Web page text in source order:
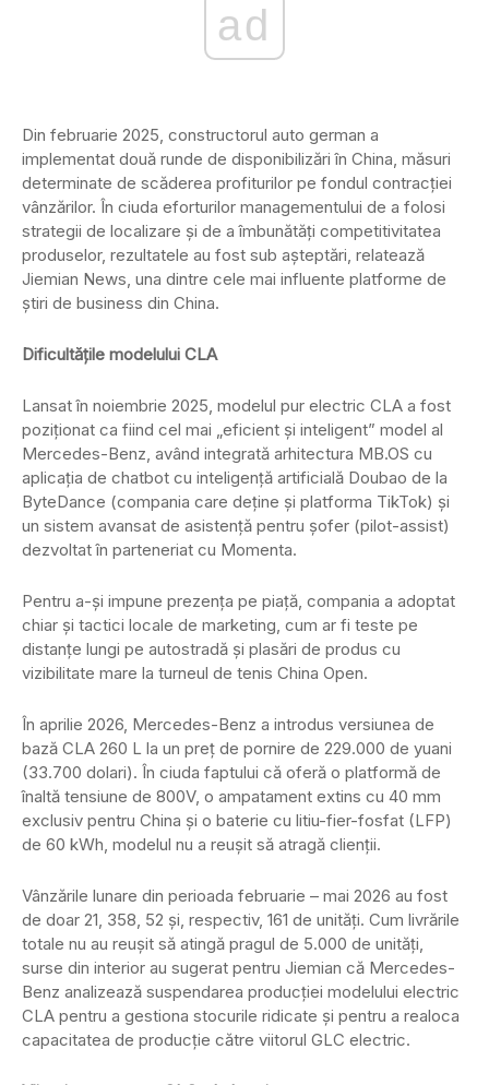
ad
Din februarie 2025, constructorul auto german a
implementat două runde de disponibilizări în China, măsuri
determinate de scăderea profiturilor pe fondul contracției
vânzărilor. În ciuda eforturilor managementului de a folosi
strategii de localizare și de a îmbunătăți competitivitatea
produselor, rezultatele au fost sub așteptări, relatează
Jiemian News, una dintre cele mai influente platforme de
știri de business din China.
Dificultățile modelului CLA
Lansat în noiembrie 2025, modelul pur electric CLA a fost
poziționat ca fiind cel mai „eficient și inteligent” model al
Mercedes-Benz, având integrată arhitectura MB.OS cu
aplicația de chatbot cu inteligență artificială Doubao de la
ByteDance (compania care deține și platforma TikTok) și
un sistem avansat de asistență pentru șofer (pilot-assist)
dezvoltat în parteneriat cu Momenta.
Pentru a-și impune prezența pe piață, compania a adoptat
chiar și tactici locale de marketing, cum ar fi teste pe
distanțe lungi pe autostradă și plasări de produs cu
vizibilitate mare la turneul de tenis China Open.
În aprilie 2026, Mercedes-Benz a introdus versiunea de
bază CLA 260 L la un preț de pornire de 229.000 de yuani
(33.700 dolari). În ciuda faptului că oferă o platformă de
înaltă tensiune de 800V, o ampatament extins cu 40 mm
exclusiv pentru China și o baterie cu litiu-fier-fosfat (LFP)
de 60 kWh, modelul nu a reușit să atragă clienții.
Vânzările lunare din perioada februarie – mai 2026 au fost
de doar 21, 358, 52 și, respectiv, 161 de unități. Cum livrările
totale nu au reușit să atingă pragul de 5.000 de unități,
surse din interior au sugerat pentru Jiemian că Mercedes-
Benz analizează suspendarea producției modelului electric
CLA pentru a gestiona stocurile ridicate și pentru a realoca
capacitatea de producție către viitorul GLC electric.